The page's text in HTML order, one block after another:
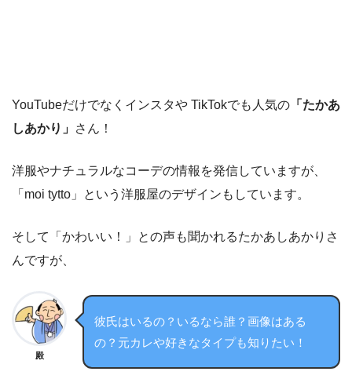
YouTubeだけでなくインスタや TikTokでも人気の 「たかあ
しあかり」 さん！
洋服やナチュラルなコーデの情報を発信していますが、
「moi tytto」という洋服屋のデザインもしています。
そして「かわいい！」との声も聞かれるたかあしあかりさ
んですが、
殿
彼氏はいるの？いるなら誰？画像はある
の？元カレや好きなタイプも知りたい！